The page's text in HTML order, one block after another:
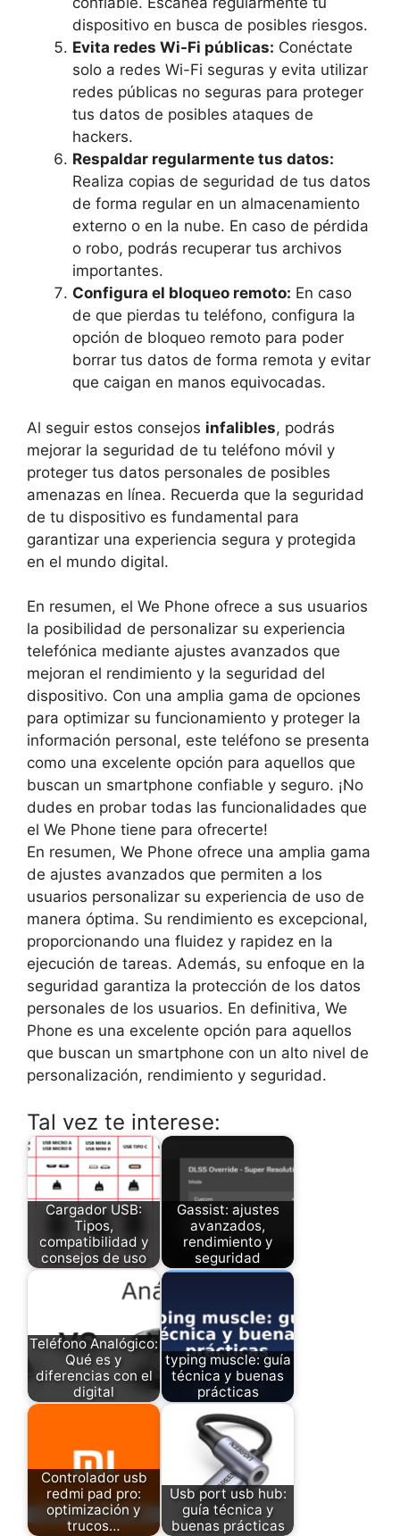
dispositivo en busca de posibles riesgos.
Evita redes Wi-Fi públicas: Conéctate
solo a redes Wi-Fi seguras y evita utilizar
redes públicas no seguras para proteger
tus datos de posibles ataques de
hackers.
Respaldar regularmente tus datos:
Realiza copias de seguridad de tus datos
de forma regular en un almacenamiento
externo o en la nube. En caso de pérdida
o robo, podrás recuperar tus archivos
importantes.
Configura el bloqueo remoto: En caso
de que pierdas tu teléfono, configura la
opción de bloqueo remoto para poder
borrar tus datos de forma remota y evitar
que caigan en manos equivocadas.
Al seguir estos consejos infalibles, podrás
mejorar la seguridad de tu teléfono móvil y
proteger tus datos personales de posibles
amenazas en línea. Recuerda que la seguridad
de tu dispositivo es fundamental para
garantizar una experiencia segura y protegida
en el mundo digital.
En resumen, el We Phone ofrece a sus usuarios
la posibilidad de personalizar su experiencia
telefónica mediante ajustes avanzados que
mejoran el rendimiento y la seguridad del
dispositivo. Con una amplia gama de opciones
para optimizar su funcionamiento y proteger la
información personal, este teléfono se presenta
como una excelente opción para aquellos que
buscan un smartphone confiable y seguro. ¡No
dudes en probar todas las funcionalidades que
el We Phone tiene para ofrecerte!
En resumen, We Phone ofrece una amplia gama
de ajustes avanzados que permiten a los
usuarios personalizar su experiencia de uso de
manera óptima. Su rendimiento es excepcional,
proporcionando una fluidez y rapidez en la
ejecución de tareas. Además, su enfoque en la
seguridad garantiza la protección de los datos
personales de los usuarios. En definitiva, We
Phone es una excelente opción para aquellos
que buscan un smartphone con un alto nivel de
personalización, rendimiento y seguridad.
Tal vez te interese:
Cargador USB:
Tipos,
compatibilidad y
consejos de uso
Gassist: ajustes
avanzados,
rendimiento y
seguridad
Teléfono Analógico:
Qué es y
diferencias con el
digital
typing muscle: guía
técnica y buenas
prácticas
Controlador usb
redmi pad pro:
optimización y
trucos…
Usb port usb hub:
guía técnica y
buenas prácticas